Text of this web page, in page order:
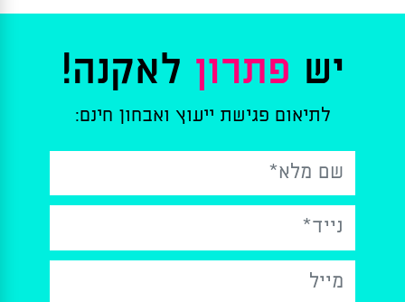
יש פתרון לאקנה!
לתיאום פגישת ייעוץ ואבחון חינם: